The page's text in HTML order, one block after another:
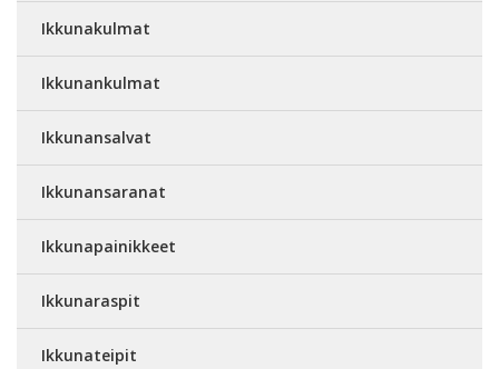
Ikkunakulmat
Ikkunankulmat
Ikkunansalvat
Ikkunansaranat
Ikkunapainikkeet
Ikkunaraspit
Ikkunateipit